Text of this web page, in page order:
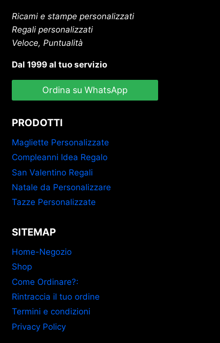
Ricami e stampe personalizzati
Regali personalizzati
Veloce, Puntualità
Dal 1999 al tuo servizio
Ordina su WhatsApp
PRODOTTI
Magliette Personalizzate
Compleanni Idea Regalo
San Valentino Regali
Natale da Personalizzare
Tazze Personalizzate
SITEMAP
Home-Negozio
Shop
Come Ordinare?:
Rintraccia il tuo ordine
Termini e condizioni
Privacy Policy